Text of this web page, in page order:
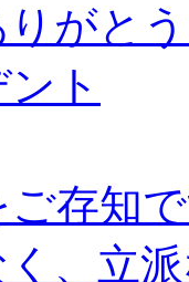
がと
ト
存知
、立